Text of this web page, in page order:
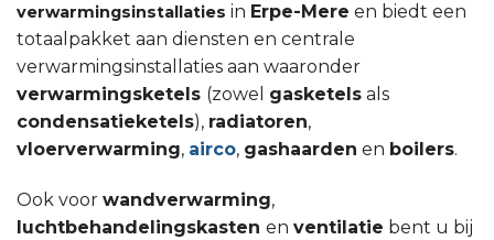
verwarmingsinstallaties in Erpe-Mere en biedt een
totaalpakket aan diensten en centrale
verwarmingsinstallaties aan waaronder
verwarmingsketels (zowel gasketels als
condensatieketels), radiatoren,
vloerverwarming, airco, gashaarden en boilers.
Ook voor wandverwarming,
luchtbehandelingskasten en ventilatie bent u bij